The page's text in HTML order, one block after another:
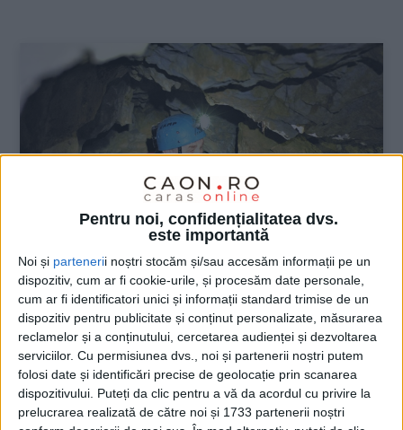
Pentru noi, confidențialitatea dvs.
este importantă
Noi și partenerii noștri stocăm și/sau accesăm informații pe un
dispozitiv, cum ar fi cookie-urile, și procesăm date personale,
cum ar fi identificatori unici și informații standard trimise de un
dispozitiv pentru publicitate și conținut personalizate, măsurarea
reclamelor și a conținutului, cercetarea audienței și dezvoltarea
serviciilor. Cu permisiunea dvs., noi și partenerii noștri putem
folosi date și identificări precise de geolocație prin scanarea
dispozitivului. Puteți da clic pentru a vă da acordul cu privire la
prelucrarea realizată de către noi și 1733 partenerii noștri
ŞTIRILE JUDEŢULUI CARAŞ-SEVERIN
Exploratorul și cucerirea întunericului
6 IANUARIE 2022, 03:54 PM 4 MINUTE DE CITIRE
CARAȘ-SEVERIN – La 2.000 de metri pe un munte sau la sute
de metri în subteran, experiența e plină de adrenalină. E